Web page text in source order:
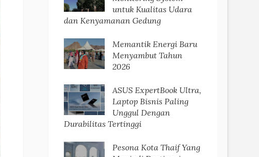
untuk Kualitas Udara
dan Kenyamanan Gedung
Memantik Energi Baru
Menyambut Tahun
2026
ASUS ExpertBook Ultra,
Laptop Bisnis Paling
Unggul Dengan
Durabilitas Tertinggi
Pesona Kota Thaif Yang